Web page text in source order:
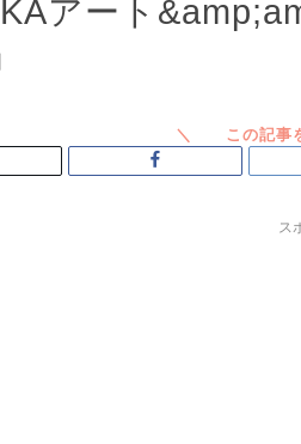
アート
ス